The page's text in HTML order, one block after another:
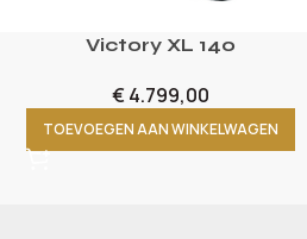
Victory XL 140
€ 4.799,00
TOEVOEGEN AAN WINKELWAGEN